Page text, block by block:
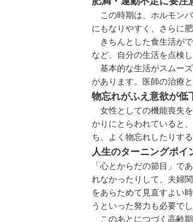
この時期は、ホルモン
にもなりやすく、さらに
きちんとした食生活が
など、自分の生活を点検し
基本的な生活がスムー
があります。医師の治療
物忘れがふえ意欲が低
女性としての機能喪失
かりにとらわれていると
ち、よく物忘れしたりす
人生のターニングポイ
「心とからだの節目」で
れなかったりして、夫婦
をあらためて見直すよい
うといった努力も必要でし
このあとにつづく高齢